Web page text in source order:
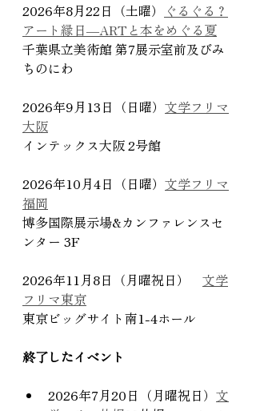
2026年8月22日（土曜）
ぐるぐる？
アート縁日―ARTと本をめぐる夏
千葉県立美術館 第7展示室前及びみ
ちのにわ
2026年9月13日（日曜） 文学フリマ
大阪
インテックス大阪 2号館
2026年10月4日（日曜） 文学フリマ
福岡
博多国際展示場&カンファレンスセ
ンター 3F
2026年11月8日（月曜祝日） 文学
フリマ東京
東京ビッグサイト南1-4ホール
終了したイベント
2026年7月20日（月曜祝日） 文